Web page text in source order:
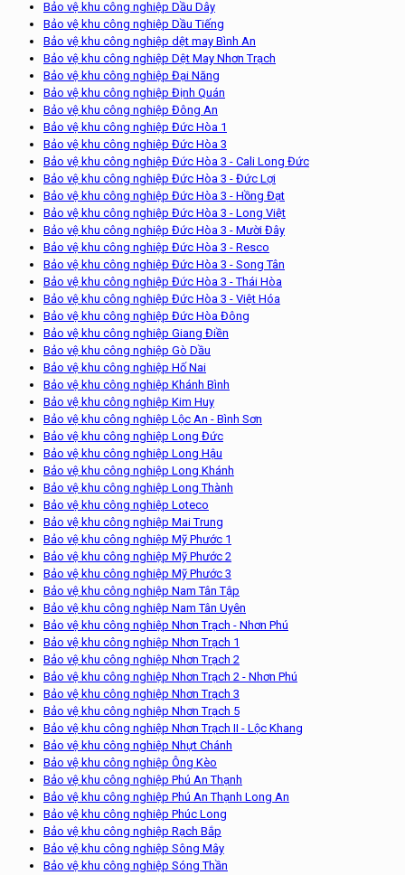
Bảo vệ khu công nghiệp Dầu Dây
Bảo vệ khu công nghiệp Dầu Tiếng
Bảo vệ khu công nghiệp dệt may Bình An
Bảo vệ khu công nghiệp Dệt May Nhơn Trạch
Bảo vệ khu công nghiệp Đại Năng
Bảo vệ khu công nghiệp Định Quán
Bảo vệ khu công nghiệp Đông An
Bảo vệ khu công nghiệp Đức Hòa 1
Bảo vệ khu công nghiệp Đức Hòa 3
Bảo vệ khu công nghiệp Đức Hòa 3 - Cali Long Đức
Bảo vệ khu công nghiệp Đức Hòa 3 - Đức Lợi
Bảo vệ khu công nghiệp Đức Hòa 3 - Hồng Đạt
Bảo vệ khu công nghiệp Đức Hòa 3 - Long Việt
Bảo vệ khu công nghiệp Đức Hòa 3 - Mười Đây
Bảo vệ khu công nghiệp Đức Hòa 3 - Resco
Bảo vệ khu công nghiệp Đức Hòa 3 - Song Tân
Bảo vệ khu công nghiệp Đức Hòa 3 - Thái Hòa
Bảo vệ khu công nghiệp Đức Hòa 3 - Việt Hóa
Bảo vệ khu công nghiệp Đức Hòa Đông
Bảo vệ khu công nghiệp Giang Điền
Bảo vệ khu công nghiệp Gò Dầu
Bảo vệ khu công nghiệp Hố Nai
Bảo vệ khu công nghiệp Khánh Bình
Bảo vệ khu công nghiệp Kim Huy
Bảo vệ khu công nghiệp Lộc An - Bình Sơn
Bảo vệ khu công nghiệp Long Đức
Bảo vệ khu công nghiệp Long Hậu
Bảo vệ khu công nghiệp Long Khánh
Bảo vệ khu công nghiệp Long Thành
Bảo vệ khu công nghiệp Loteco
Bảo vệ khu công nghiệp Mai Trung
Bảo vệ khu công nghiệp Mỹ Phước 1
Bảo vệ khu công nghiệp Mỹ Phước 2
Bảo vệ khu công nghiệp Mỹ Phước 3
Bảo vệ khu công nghiệp Nam Tân Tập
Bảo vệ khu công nghiệp Nam Tân Uyên
Bảo vệ khu công nghiệp Nhơn Trạch - Nhơn Phú
Bảo vệ khu công nghiệp Nhơn Trạch 1
Bảo vệ khu công nghiệp Nhơn Trạch 2
Bảo vệ khu công nghiệp Nhơn Trạch 2 - Nhơn Phú
Bảo vệ khu công nghiệp Nhơn Trạch 3
Bảo vệ khu công nghiệp Nhơn Trạch 5
Bảo vệ khu công nghiệp Nhơn Trạch II - Lộc Khang
Bảo vệ khu công nghiệp Nhựt Chánh
Bảo vệ khu công nghiệp Ông Kèo
Bảo vệ khu công nghiệp Phú An Thạnh
Bảo vệ khu công nghiệp Phú An Thạnh Long An
Bảo vệ khu công nghiệp Phúc Long
Bảo vệ khu công nghiệp Rạch Bắp
Bảo vệ khu công nghiệp Sông Mây
Bảo vệ khu công nghiệp Sóng Thần